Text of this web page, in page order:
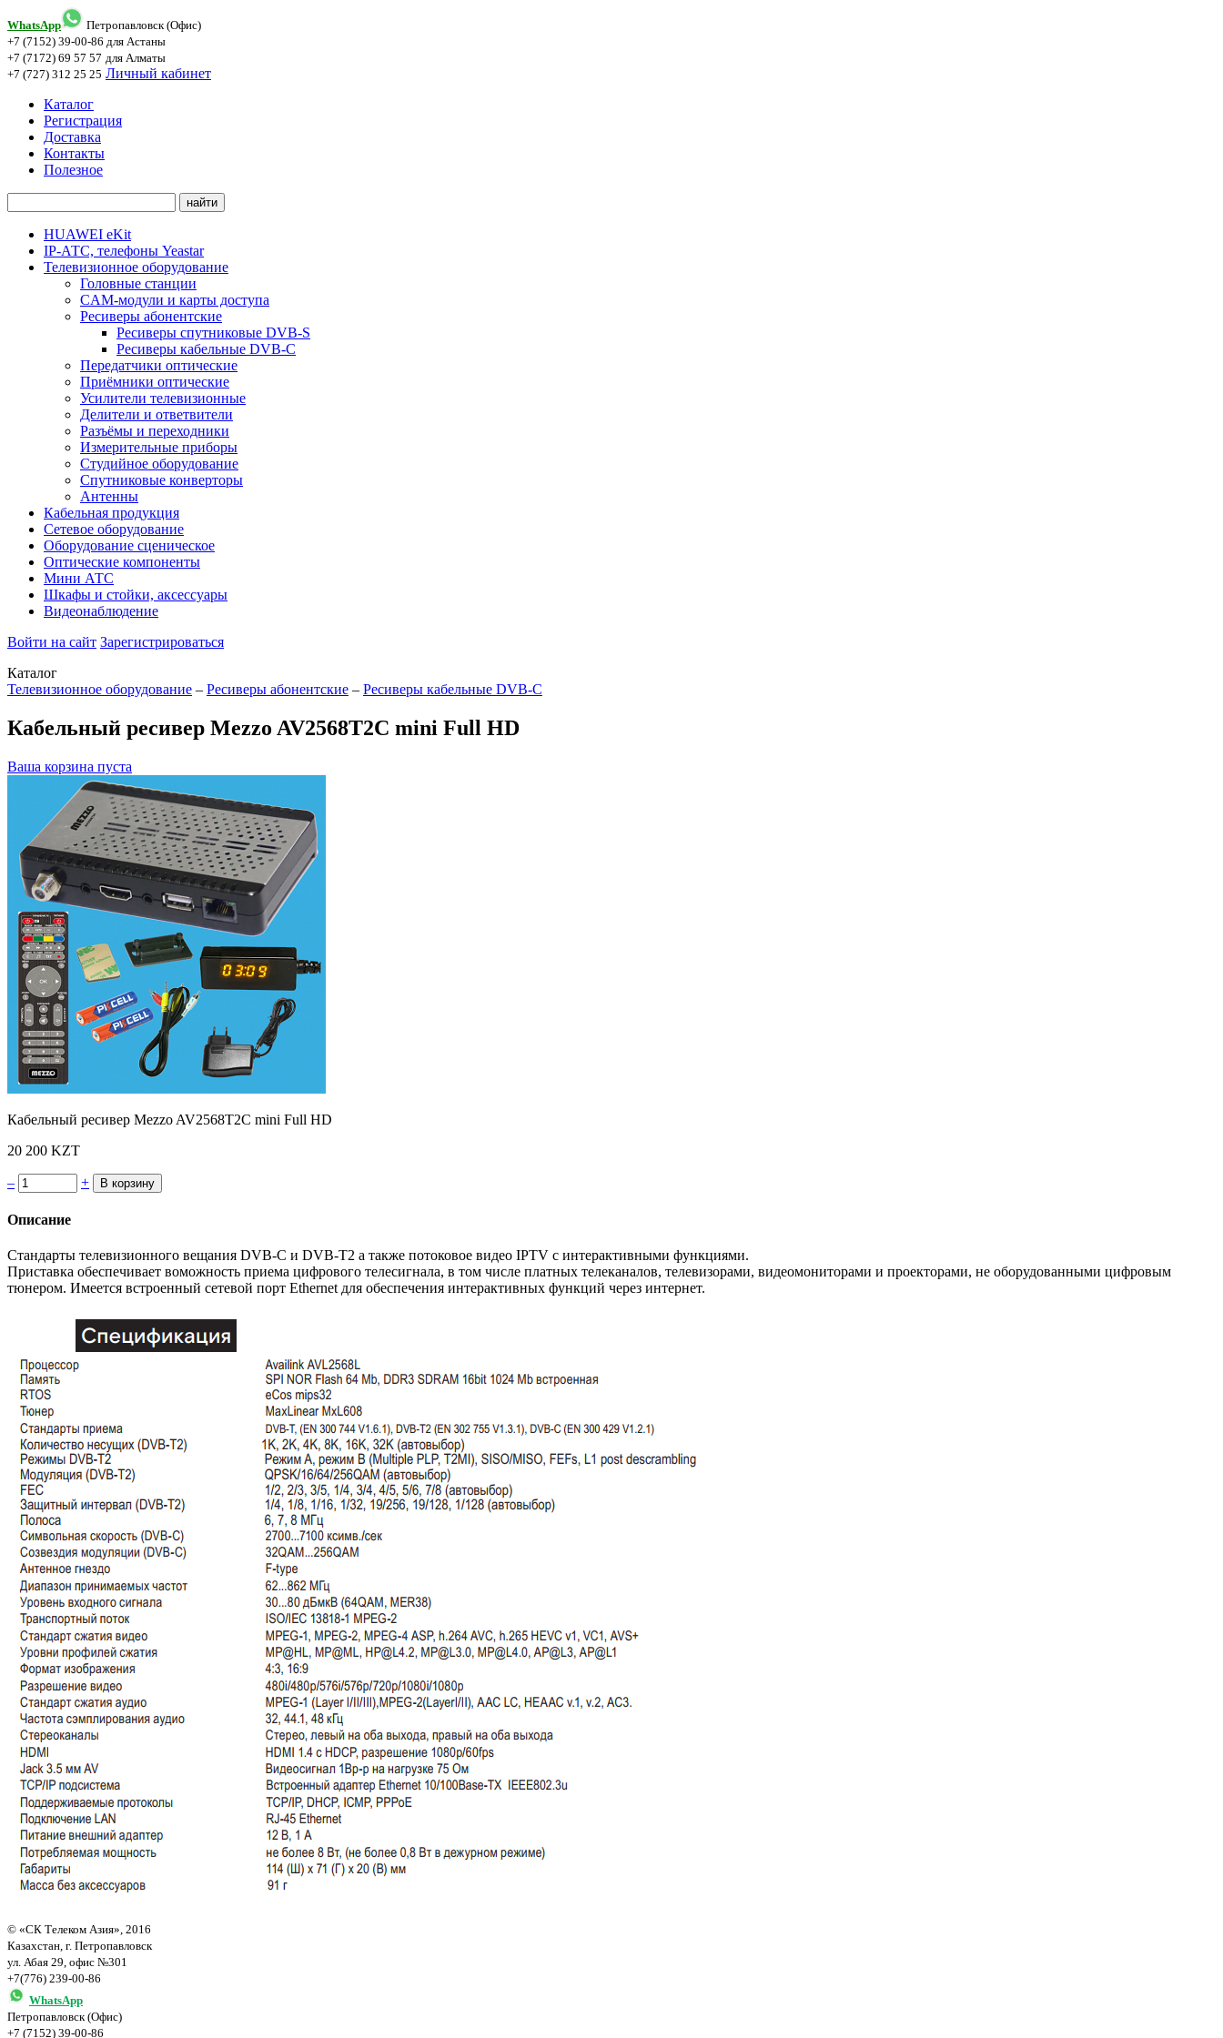
WhatsApp
Петропавловск (Офис)
+7 (7152) 39-00-86 для Астаны
+7 (7172) 69 57 57 для Алматы
+7 (727) 312 25 25 Личный кабинет
Каталог
Регистрация
Доставка
Контакты
Полезное
HUAWEI eKit
IP-АТС, телефоны Yeastar
Телевизионное оборудование
Головные станции
CAM-модули и карты доступа
Ресиверы абонентские
Ресиверы спутниковые DVB-S
Ресиверы кабельные DVB-C
Передатчики оптические
Приёмники оптические
Усилители телевизионные
Делители и ответвители
Разъёмы и переходники
Измерительные приборы
Студийное оборудование
Спутниковые конверторы
Антенны
Кабельная продукция
Сетевое оборудование
Оборудование сценическое
Оптические компоненты
Мини АТС
Шкафы и стойки, аксессуары
Видеонаблюдение
Войти на сайт Зарегистрироваться
Каталог
Телевизионное оборудование – Ресиверы абонентские – Ресиверы кабельные DVB-C
Кабельный ресивер Mezzo AV2568T2C mini Full HD
Ваша корзина пуста
Кабельный ресивер Mezzo AV2568T2C mini Full HD
20 200 KZT
– +
Описание
Стандарты телевизионного вещания DVB-C и DVB-T2 а также потоковое видео IPTV с интерактивными функциями.
Приставка обеспечивает воможность приема цифрового телесигнала, в том числе платных телеканалов, телевизорами, видеомониторами и проекторами, не оборудованными цифровым
тюнером. Имеется встроенный сетевой порт Ethernet для обеспечения интерактивных функций через интернет.
© «СК Телеком Азия», 2016
Казахстан, г. Петропавловск
ул. Абая 29, офис №301
+7(776) 239-00-86
WhatsApp
Петропавловск (Офис)
+7 (7152) 39-00-86